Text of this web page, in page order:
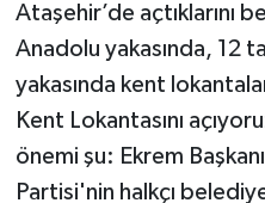
Ataşehir’de açtıklarını
Anadolu yakasında, 12
yakasında kent
Kent Lokantasını
önemi şu: Ekrem
Partisi'nin halkçı